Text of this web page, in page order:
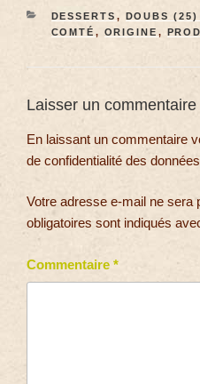
DESSERTS , DOUBS (25)
COMTÉ , ORIGINE ,
Laisser un commentaire
En laissant un commentaire
de confidentialité des
Votre adresse e-mail ne sera
obligatoires sont indiqués
Commentaire *